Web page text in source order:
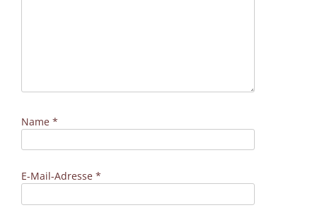
Name *
E-Mail-Adresse *